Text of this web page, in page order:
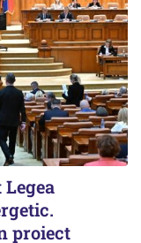
proiect